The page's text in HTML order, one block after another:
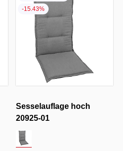
-15.43%
Sesselauflage hoch
20925-01